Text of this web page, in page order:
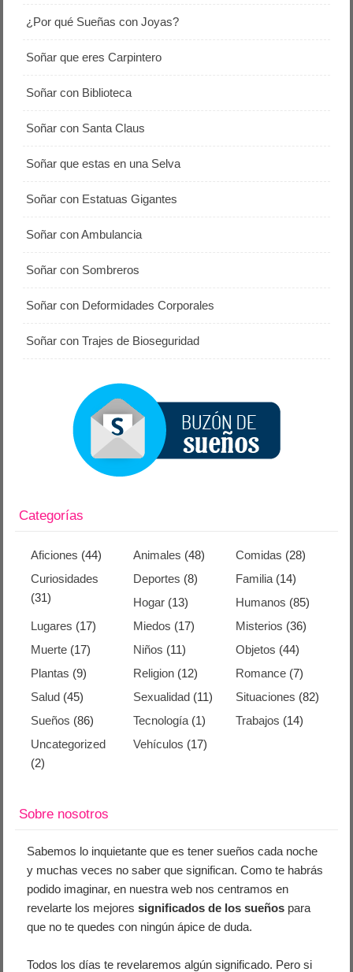
¿Por qué Sueñas con Joyas?
Soñar que eres Carpintero
Soñar con Biblioteca
Soñar con Santa Claus
Soñar que estas en una Selva
Soñar con Estatuas Gigantes
Soñar con Ambulancia
Soñar con Sombreros
Soñar con Deformidades Corporales
Soñar con Trajes de Bioseguridad
Categorías
Aficiones (44) Animales (48) Comidas (28)
Curiosidades
(31)
Deportes (8) Familia(14)
Hogar (13) Humanos (85)
Lugares (17) Miedos (17) Misterios (36)
Muerte (17) Niños (11) Objetos (44)
Plantas (9) Religion (12) Romance(7)
Salud (45) Sexualidad (11) Situaciones (82)
Sueños (86) Tecnología (1) Trabajos (14)
Uncategorized
(2)
Vehículos (17)
Sobre nosotros
Sabemos lo inquietante que es tener sueños cada noche
y muchas veces no saber que significan. Como te habrás
podido imaginar, en nuestra web nos centramos en
revelarte los mejoressignificados de los sueños para
que no te quedes con ningún ápice de duda.
Todos los días te revelaremos algún significado. Pero si